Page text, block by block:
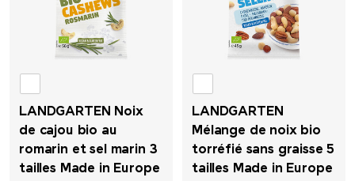
LANDGARTEN Noix
de cajou bio au
romarin et sel marin 3
tailles Made in Europe
LANDGARTEN
Mélange de noix bio
torréfié sans graisse 5
tailles Made in Europe